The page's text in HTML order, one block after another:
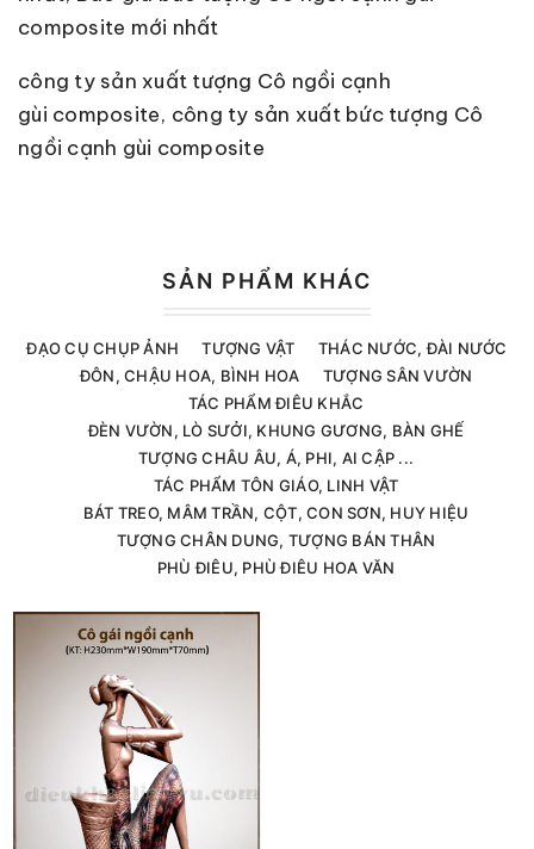
composite mới nhất
công ty sản xuất tượng Cô ngồi cạnh
gùi composite, công ty sản xuất bức tượng Cô
ngồi cạnh gùi composite
SẢN PHẨM KHÁC
ĐẠO CỤ CHỤP ẢNH TƯỢNG VẬT
THÁC NƯỚC, ĐÀI NƯỚC
ĐÔN, CHẬU HOA, BÌNH HOA
TƯỢNG SÂN VƯỜN
TÁC PHẨM ĐIÊU KHẮC
ĐÈN VƯỜN, LÒ SƯỞI, KHUNG GƯƠNG, BÀN GHẾ
TƯỢNG CHÂU ÂU, Á, PHI, AI CẬP ...
TÁC PHẨM TÔN GIÁO, LINH VẬT
BÁT TREO, MÂM TRẦN, CỘT, CON SƠN, HUY HIỆU
TƯỢNG CHÂN DUNG, TƯỢNG BÁN THÂN
PHÙ ĐIÊU, PHÙ ĐIÊU HOA VĂN